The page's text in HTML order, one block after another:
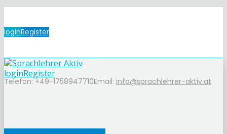
loginRegister
Telefon: +49-1758947710Email: info@sprachlehrer-aktiv.at
loginRegister